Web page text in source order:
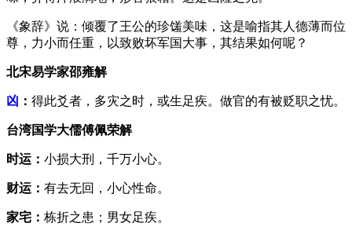
《象辞》说：倾覆了王公的珍馐美味，这是喻指其人德薄而位
尊，力小而任重，以致败坏军国大事，其结果如何呢？
北宋易学家邵雍解
凶 ： 得此爻者，多灾之时，或生足疾。做官的有被贬职之忧。
台湾国学大儒傅佩荣解
时运： 小损大刑，千万小心。
财运： 有去无回，小心性命。
家宅： 栋折之患；男女足疾。